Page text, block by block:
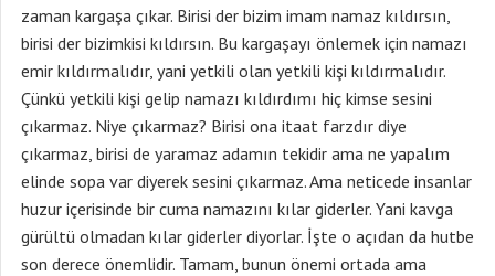
zaman kargaşa çıkar. Birisi der bizim imam namaz kıldırsın,
birisi der bizimkisi kıldırsın. Bu kargaşayı önlemek için namazı
emir kıldırmalıdır, yani yetkili olan yetkili kişi kıldırmalıdır.
Çünkü yetkili kişi gelip namazı kıldırdımı hiç kimse sesini
çıkarmaz. Niye çıkarmaz? Birisi ona itaat farzdır diye
çıkarmaz, birisi de yaramaz adamın tekidir ama ne yapalım
elinde sopa var diyerek sesini çıkarmaz. Ama neticede insanlar
huzur içerisinde bir cuma namazını kılar giderler. Yani kavga
gürültü olmadan kılar giderler diyorlar. İşte o açıdan da hutbe
son derece önemlidir. Tamam, bunun önemi ortada ama